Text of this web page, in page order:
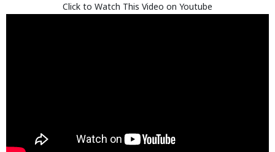
Click to Watch This Video on Youtube